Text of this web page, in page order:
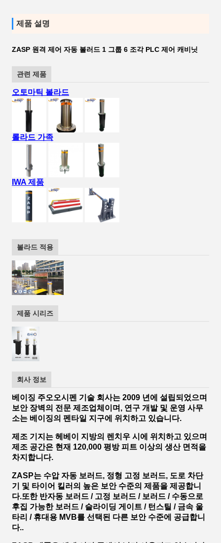
제품 설명
ZASP 원격 제어 자동 볼러드 1 그룹 6 조각 PLC 제어 캐비닛
관련 제품
오토마틱 볼라드
롤라드 가족
IWA 제품
볼라드 적용
제품 시리즈
회사 정보
베이징 주오오시펜 기술 회사는 2009 년에 설립되었으며
보안 장벽의 전문 제조업체이며, 연구 개발 및 운영 사무
소는 베이징의 펜타일 지구에 위치하고 있습니다.
제조 기지는 헤베이 지방의 렌치우 시에 위치하고 있으며
제조 공간은 현재 120,000 평방 피트 이상의 생산 면적을
차지합니다.
ZASP는 수압 자동 보러드, 정형 고정 보러드, 도로 차단
기 및 타이어 킬러의 높은 보안 수준의 제품을 제공합니
다.또한 반자동 보러드 / 고정 보러드 / 보러드 / 수동으로
후집 가능한 보러드 / 슬라이딩 게이트 / 턴스틸 / 금속 울
타리 / 휴대용 MVB를 선택된 다른 보안 수준에 공급합니
다..